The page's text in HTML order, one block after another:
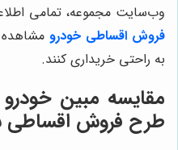
وب‌سایت مجموعه، تمامی
فروش اقساطی خودرو مشاهده
به راحتی خریداری کنند.
مقایسه مبین خودرو
طرح فروش اقساطی